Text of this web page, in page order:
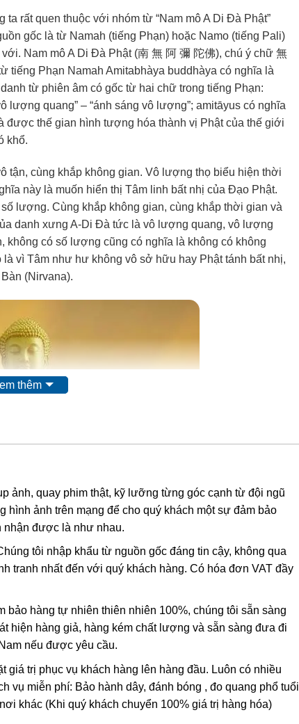
rất quen thuộc với nhóm từ “Nam mô A Di Đà Phật”
gốc là từ Namah (tiếng Phạn) hoặc Namo (tiếng Pali)
Nam mô A Di Đà Phật (南 無 阿 彌 陀佛), chú ý chữ 無
tiếng Phạn Namah Amitabhàya buddhàya có nghĩa là
từ phiên âm có gốc từ hai chữ trong tiếng Phạn:
lượng quang” – “ánh sáng vô lượng”; amitāyus có nghĩa
được thế gian hình tượng hóa thành vị Phật của thế giới
khổ.
tận, cùng khắp không gian. Vô lượng thọ biểu hiện thời
này là muốn hiển thị Tâm linh bất nhị của Đạo Phật.
lượng. Cùng khắp không gian, cùng khắp thời gian và
danh xưng A-Di Đà tức là vô lượng quang, vô lượng
không có số lượng cũng có nghĩa là không có không
vì Tâm như hư không vô sở hữu hay Phật tánh bất nhị,
(Nirvana).
có vui mà không có khổ
Đà
trong tất cả các nhánh của Phật Giáo. Ngài là biểu tượng
thêm
ảnh, quay phim thật, kỹ lưỡng từng góc cạnh từ đội ngũ
hình ảnh trên mạng để cho quý khách một sự đảm bảo
nhận được là như nhau.
tôi nhập khẩu từ nguồn gốc đáng tin cậy, không qua
tranh nhất đến với quý khách hàng. Có hóa đơn VAT đầy
bảo hàng tự nhiên thiên nhiên 100%, chúng tôi sẵn sàng
hiện hàng giả, hàng kém chất lượng và sẵn sàng đưa đi
nếu được yêu cầu.
giá trị phục vụ khách hàng lên hàng đầu. Luôn có nhiều
vụ miễn phí: Bảo hành dây, đánh bóng , đo quang phổ tuổi
khác (Khi quý khách chuyển 100% giá trị hàng hóa)